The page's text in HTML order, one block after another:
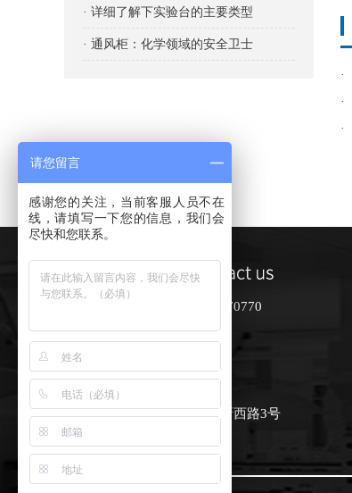
· 详细了解下实验台的主要类型
· 通风柜：化学领域的安全卫士
·
·
·
联系人：孙经理 15852670770
电话：0510-87808622
邮箱：sales@wxdex.com
地址：宜兴市和桥镇南新西路3号
请您留言
感谢您的关注，当前客服人员不在
线，请填写一下您的信息，我们会
尽快和您联系。